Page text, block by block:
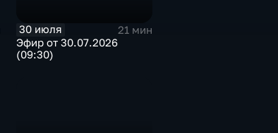
30 июля
21 мин
Эфир от 30.07.2026
(09:30)